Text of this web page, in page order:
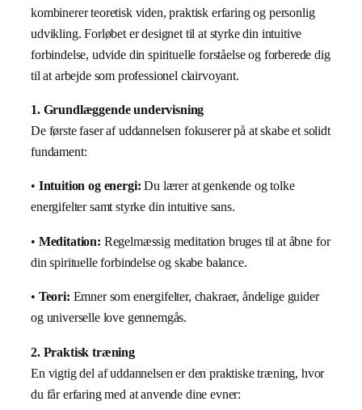
kombinerer teoretisk viden, praktisk erfaring og personlig
udvikling. Forløbet er designet til at styrke din intuitive
forbindelse, udvide din spirituelle forståelse og forberede dig
til at arbejde som professionel clairvoyant.
1. Grundlæggende undervisning
De første faser af uddannelsen fokuserer på at skabe et solidt
fundament:
• Intuition og energi: Du lærer at genkende og tolke
energifelter samt styrke din intuitive sans.
• Meditation: Regelmæssig meditation bruges til at åbne for
din spirituelle forbindelse og skabe balance.
• Teori: Emner som energifelter, chakraer, åndelige guider
og universelle love gennemgås.
2. Praktisk træning
En vigtig del af uddannelsen er den praktiske træning, hvor
du får erfaring med at anvende dine evner: